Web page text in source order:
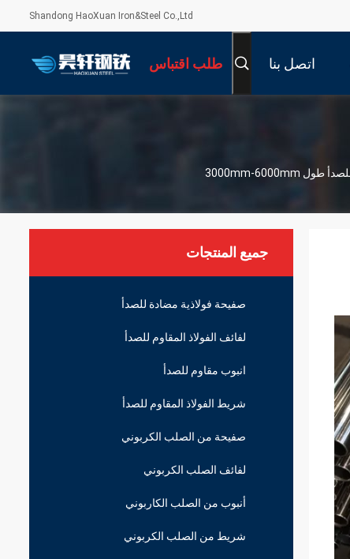
Shandong HaoXuan Iron&Steel Co.,Ltd
اتصل بنا طلب اقتباس
جميع المنتجات
صفيحة فولاذية مضادة للصدأ
لفائف الفولاذ المقاوم للصدأ
انبوب مقاوم للصدأ
شريط الفولاذ المقاوم للصدأ
صفيحة من الصلب الكربوني
لفائف الصلب الكربوني
أنبوب من الصلب الكاربوني
شريط من الصلب الكربوني